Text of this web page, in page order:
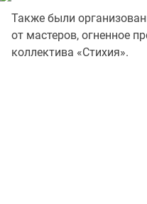
Также были
от мастеров, огненное
коллектива «Стихия».